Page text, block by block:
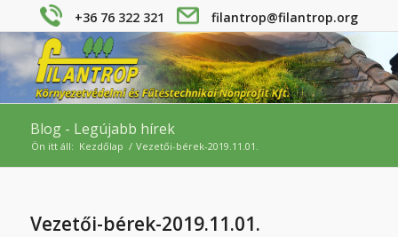
+36 76 322 321 filantrop@filantrop.org
Blog - Legújabb hírek
Ön itt áll: Kezdőlap / Vezetői-bérek-2019.11.01.
Vezetői-bérek-2019.11.01.